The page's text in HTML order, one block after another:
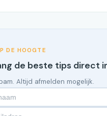
DE HOOGTE
de beste tips direct
Altijd afmelden mogelijk.